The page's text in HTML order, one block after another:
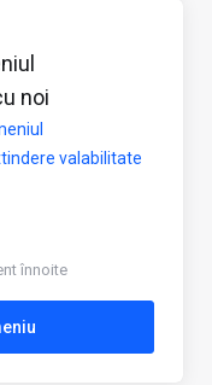
noi
valabilitate
înnoite